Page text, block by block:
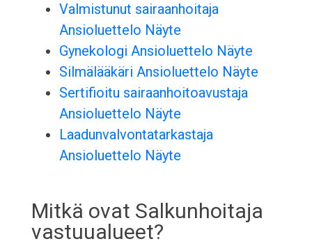
Valmistunut sairaanhoitaja
Ansioluettelo Näyte
Gynekologi Ansioluettelo Näyte
Silmälääkäri Ansioluettelo Näyte
Sertifioitu sairaanhoitoavustaja
Ansioluettelo Näyte
Laadunvalvontatarkastaja
Ansioluettelo Näyte
Mitkä ovat Salkunhoitaja
vastuualueet?